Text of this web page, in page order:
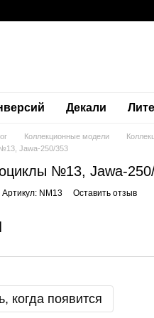
Декали
Коллекционные модели
Jawa-250/353
№13, Jawa-
Артикул: NM13 Оставить отзыв
когда появится